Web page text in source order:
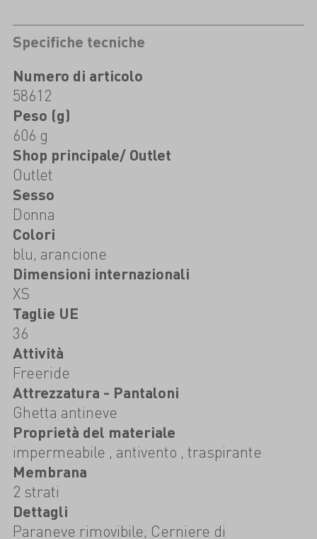
Specifiche tecniche
Numero di articolo
58612
Peso (g)
606 g
Shop principale/ Outlet
Outlet
Sesso
Donna
Colori
blu, arancione
Dimensioni internazionali
XS
Taglie UE
36
Attività
Freeride
Attrezzatura - Pantaloni
Ghetta antineve
Proprietà del materiale
impermeabile , antivento , traspirante
Membrana
2 strati
Dettagli
Paraneve rimovibile, Cerniere di